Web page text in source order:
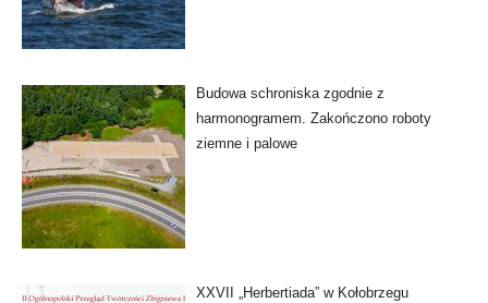
Budowa schroniska zgodnie z
harmonogramem. Zakończono roboty
ziemne i palowe
XXVII „Herbertiada” w Kołobrzegu